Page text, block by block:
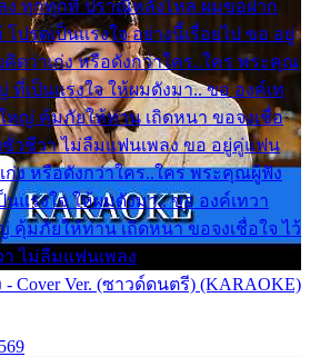
ง ทุกทุกที่ ปราณีหลั่งไหล ผมขอฝาก
โปรดเป็นแรงใจ อย่างนี้เรื่อยไป ขอ อยู่
คิดว่าเก่ง หรือดังกว่าใคร..ใคร พระคุณ
ที่เป็นแรงใจ ให้ผมดังมา.. ขอ องค์เท
หญ่ คุ้มภัยให้ท่าน เถิดหนา ขอจงเชื่อ
ชั่วชีวา ไม่ลืมแฟนเพลง ขอ อยู่คู่แฟน
ก่ง หรือดังกว่าใคร..ใคร พระคุณผู้ฟัง
แรงใจ ให้ผมดังมา.. ขอ องค์เทวา
คุ้มภัยให้ท่าน เถิดหนา ขอจงเชื่อใจ ไว้
า ไม่ลืมแฟนเพลง
Ver. (ซาวด์ดนตรี) (KARAOKE)